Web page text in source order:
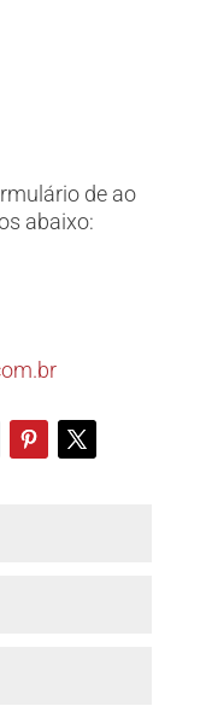
de ao
abaixo: